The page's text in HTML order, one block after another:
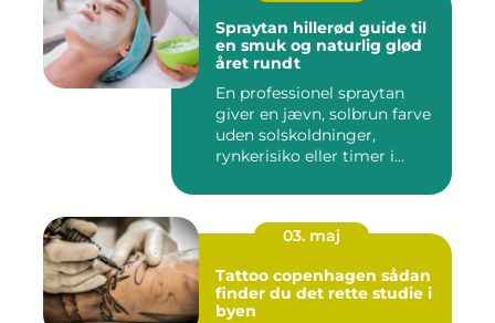
Spraytan hillerød guide til
en smuk og naturlig glød
året rundt
En professionel spraytan
giver en jævn, solbrun farve
uden solskoldninger,
rynkerisiko eller timer i...
03. maj
Tattoo copenhagen sådan
finder du det rette studie i
byen